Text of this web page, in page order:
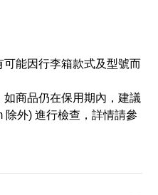
能因行李箱款式及型號而
商品仍在保用期內，建議
除外) 進行檢查，詳情請參